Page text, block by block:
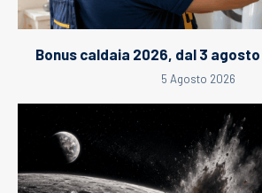
Bonus caldaia 2026, dal 3
5 Agosto 2026